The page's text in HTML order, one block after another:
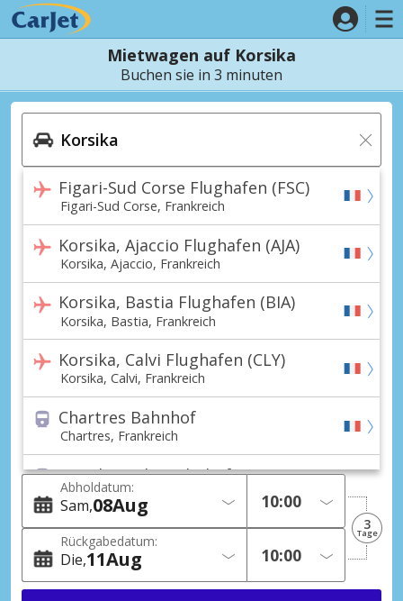
Mietwagen auf Korsika
Buchen sie in 3 minuten
Figari-Sud Corse Flughafen (FSC)
Figari-Sud Corse, Frankreich
Korsika, Ajaccio Flughafen (AJA)
Korsika, Ajaccio, Frankreich
Korsika, Bastia Flughafen (BIA)
Korsika, Bastia, Frankreich
Korsika, Calvi Flughafen (CLY)
Korsika, Calvi, Frankreich
Chartres Bahnhof
Chartres, Frankreich
Korsika, Calvi Bahnhof
Korsika, Calvi, Frankreich
Korsika, Ajaccio (Alle gebeiche)
Korsika, Ajaccio, Frankreich
Korsika, Bastia (Alle gebeiche)
Abholdatum:
Sam 08Aug
Rückgabedatum:
Die 11Aug
3
Tage